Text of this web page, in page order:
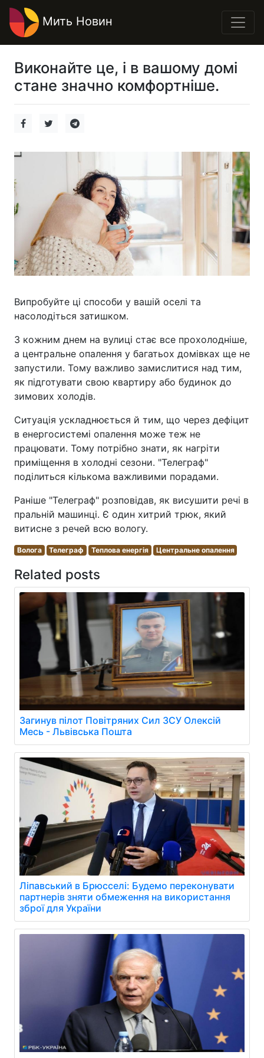
Мить Новин
Виконайте це, і в вашому домі
стане значно комфортніше.
Випробуйте ці способи у вашій оселі та
насолодіться затишком.
З кожним днем на вулиці стає все прохолодніше,
а центральне опалення у багатьох домівках ще не
запустили. Тому важливо замислитися над тим,
як підготувати свою квартиру або будинок до
зимових холодів.
Ситуація ускладнюється й тим, що через дефіцит
в енергосистемі опалення може теж не
працювати. Тому потрібно знати, як нагріти
приміщення в холодні сезони. "Телеграф"
поділиться кількома важливими порадами.
Раніше "Телеграф" розповідав, як висушити речі в
пральній машинці. Є один хитрий трюк, який
витисне з речей всю вологу.
Волога Телеграф Теплова енергія Центральне опалення
Related posts
Загинув пілот Повітряних Сил ЗСУ Олексій
Месь - Львівська Пошта
Ліпавський в Брюсселі: Будемо переконувати
партнерів зняти обмеження на використання
зброї для України